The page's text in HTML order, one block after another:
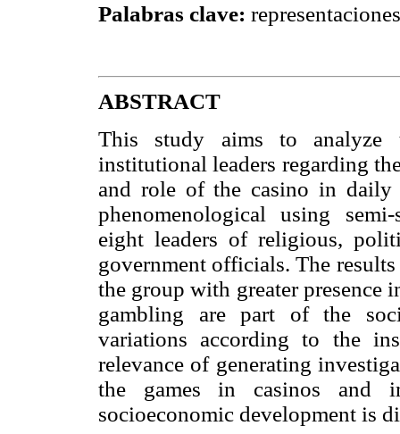
Palabras clave:
ABSTRACT
This study aims to analyze
institutional leaders regarding
and role of the casino in
phenomenological using
eight leaders of religious,
government officials. The
the group with greater presence
gambling are part of the
variations according to the
relevance of generating
the games in casinos and
socioeconomic development is